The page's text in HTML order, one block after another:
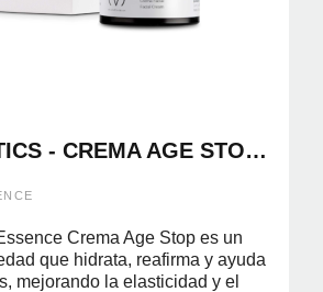
- CREMA AGE STOP
Crema Age Stop es un
que hidrata, reafirma y ayuda
mejorando la elasticidad y el